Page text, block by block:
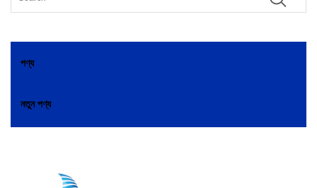
পণ্য
নতুন পণ্য